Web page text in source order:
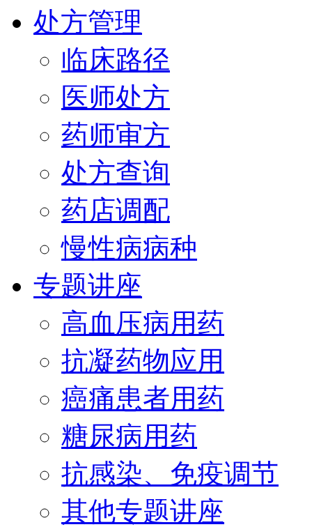
处方管理
临床路径
医师处方
药师审方
处方查询
药店调配
慢性病病种
专题讲座
高血压病用药
抗凝药物应用
癌痛患者用药
糖尿病用药
抗感染、免疫调节
其他专题讲座